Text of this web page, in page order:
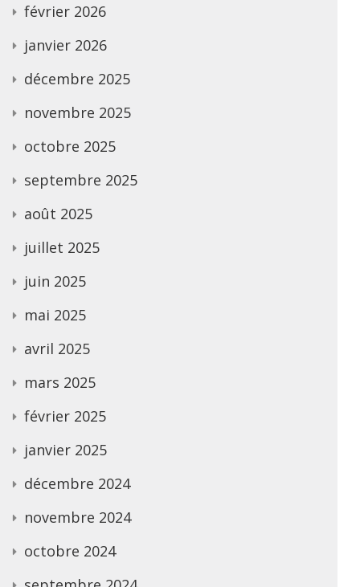
février 2026
janvier 2026
décembre 2025
novembre 2025
octobre 2025
septembre 2025
août 2025
juillet 2025
juin 2025
mai 2025
avril 2025
mars 2025
février 2025
janvier 2025
décembre 2024
novembre 2024
octobre 2024